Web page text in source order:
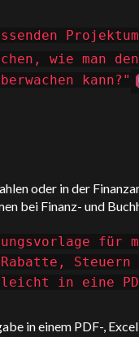
wie man
kann?"
oder in der
bei Finanz- und
für
in eine
in einem PDF-,